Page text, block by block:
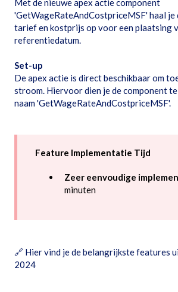
Met de nieuwe apex actie component
'GetWageRateAndCostpriceMSF' haal
tarief en kostprijs op voor een plaatsing
referentiedatum.
Set-up
De apex actie is direct beschikbaar om
stroom. Hiervoor dien je de component
naam 'GetWageRateAndCostpriceMSF'.
Feature Implementatie Tijd
Zeer eenvoudige
minuten
🔗 Hier vind je de belangrijkste features
2024